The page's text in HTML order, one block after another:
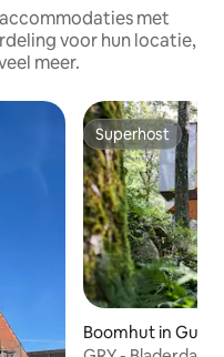
met
voor hun locatie,
meer.
Superhost
Superhost
Boomhut in